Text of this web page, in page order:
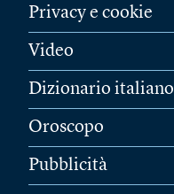
Privacy e cookie
Video
Dizionario italiano
Oroscopo
Pubblicità